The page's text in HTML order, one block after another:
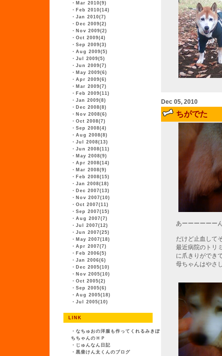
・ Mar 2010(9)
・ Feb 2010(14)
・ Jan 2010(7)
・ Dec 2009(2)
・ Nov 2009(2)
・ Oct 2009(4)
・ Sep 2009(3)
・ Aug 2009(5)
・ Jul 2009(5)
・ Jun 2009(7)
・ May 2009(6)
・ Apr 2009(6)
・ Mar 2009(7)
・ Feb 2009(11)
・ Jan 2009(8)
・ Dec 2008(8)
・ Nov 2008(6)
・ Oct 2008(7)
・ Sep 2008(4)
・ Aug 2008(8)
・ Jul 2008(13)
・ Jun 2008(11)
・ May 2008(9)
・ Apr 2008(14)
・ Mar 2008(9)
・ Feb 2008(15)
・ Jan 2008(18)
・ Dec 2007(13)
・ Nov 2007(10)
・ Oct 2007(11)
・ Sep 2007(15)
・ Aug 2007(7)
・ Jul 2007(12)
・ Jun 2007(25)
・ May 2007(18)
・ Apr 2007(7)
・ Feb 2006(5)
・ Jan 2006(6)
・ Dec 2005(10)
・ Nov 2005(10)
・ Oct 2005(2)
・ Sep 2005(6)
・ Aug 2005(18)
・ Jul 2005(10)
LINK
・ なちゅおの洋服も作ってくれるみきぽ
ちちゃんのＨＰ
・ じゅんなん日記
・ 黒柴けん太くんのブログ
Dec 05, 2010
ちがでた
あーーーーーー
だけど止血して
最近病院のトリ
に爪きりができ
母ちゃんはやさ